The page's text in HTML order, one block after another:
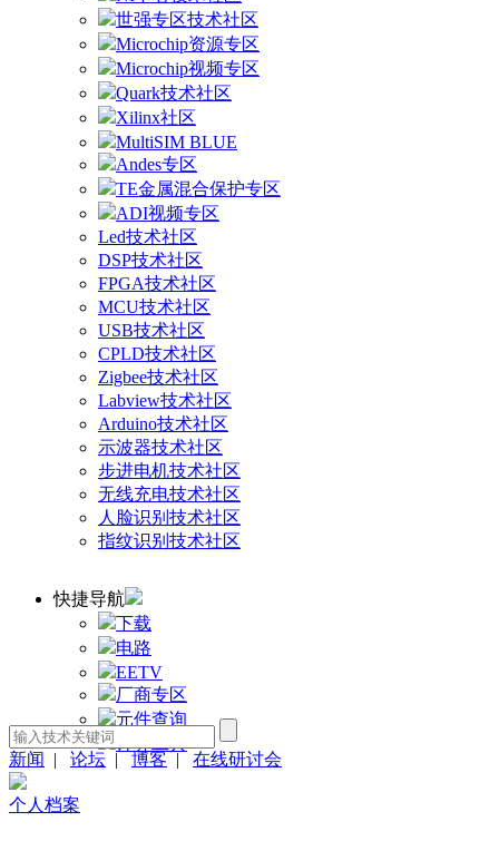
世强专区技术社区
Microchip资源专区
Microchip视频专区
Quark技术社区
Xilinx社区
MultiSIM BLUE
Andes专区
TE金属混合保护专区
ADI视频专区
Led技术社区
DSP技术社区
FPGA技术社区
MCU技术社区
USB技术社区
CPLD技术社区
Zigbee技术社区
Labview技术社区
Arduino技术社区
示波器技术社区
步进电机技术社区
无线充电技术社区
人脸识别技术社区
指纹识别技术社区
快捷导航
下载
电路
EETV
厂商专区
元件查询
计算工具
新闻
| 论坛 | 博客 | 在线研讨会
个人档案